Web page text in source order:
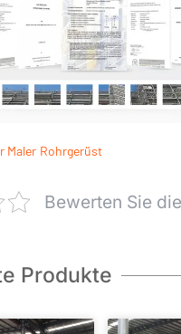
Maler Rohrgerüst
Bewerten Sie
Produkte